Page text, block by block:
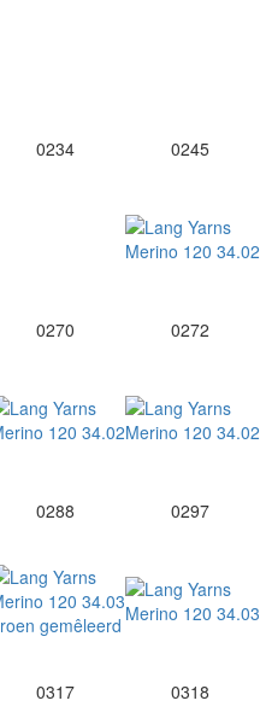
0234 0245
0270 0272
0288 0297
0317 0318